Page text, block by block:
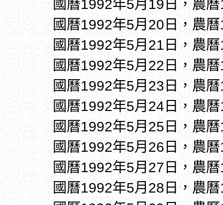
國曆1992年5月19日，農
國曆1992年5月20日，農
國曆1992年5月21日，農
國曆1992年5月22日，農
國曆1992年5月23日，農
國曆1992年5月24日，農
國曆1992年5月25日，農
國曆1992年5月26日，農
國曆1992年5月27日，農
國曆1992年5月28日，農